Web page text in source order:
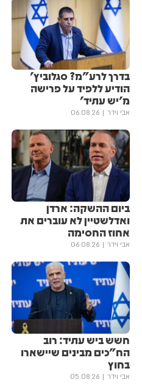
בדרך לרע"מ? סגלוביץ'
הודיע ללפיד על פרישה
מ'יש עתיד'
אבי וידר 06.08.26
ביום ההשקה: ארדן
ואדלשטיין לא עוברים את
אחוז החסימה
אבי וידר 06.08.26
חשש ביש עתיד: רוב
הח"כים מבינים שיישארו
בחוץ
אבי וידר 05.08.26